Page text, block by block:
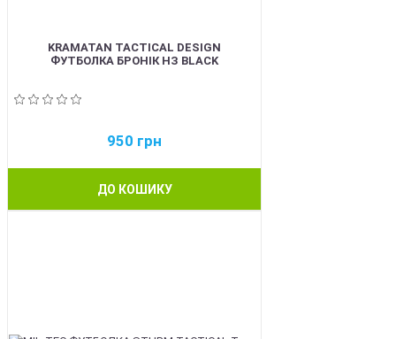
KRAMATAN TACTICAL DESIGN
ФУТБОЛКА БРОНІК НЗ BLACK
950 грн
ДО КОШИКУ